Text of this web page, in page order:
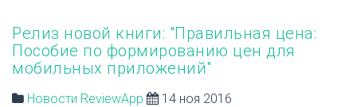
Релиз новой книги: "Правильная цена:
Пособие по формированию цен для
мобильных приложений"
Новости ReviewApp 14 ноя 2016